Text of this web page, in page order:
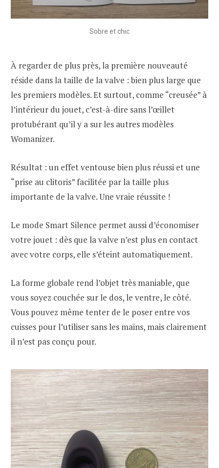
Sobre et chic
À regarder de plus près, la première nouveauté
réside dans la taille de la valve : bien plus large que
les premiers modèles. Et surtout, comme “creusée” à
l’intérieur du jouet, c’est-à-dire sans l’œillet
protubérant qu’il y a sur les autres modèles
Womanizer.
Résultat : un effet ventouse bien plus réussi et une
“prise au clitoris” facilitée par la taille plus
importante de la valve. Une vraie réussite !
Le mode Smart Silence permet aussi d’économiser
votre jouet : dès que la valve n’est plus en contact
avec votre corps, elle s’éteint automatiquement.
La forme globale rend l’objet très maniable, que
vous soyez couchée sur le dos, le ventre, le côté.
Vous pouvez même tenter de le poser entre vos
cuisses pour l’utiliser sans les mains, mais clairement
il n’est pas conçu pour.